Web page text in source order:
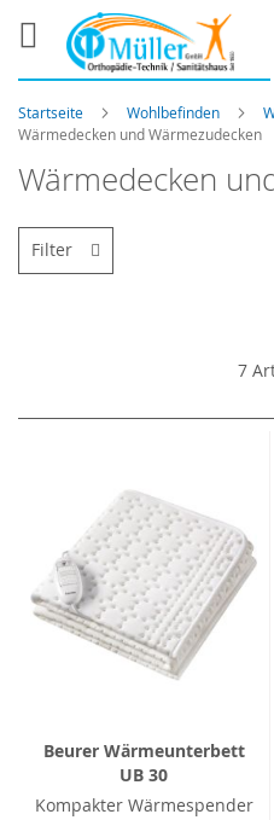
Startseite Wohlbefinden
Wärmedecken und Wärmezudecken
Wärmedecken
7
Beurer Wärmeunterbett
UB 30
Kompakter Wärmespender
Filter